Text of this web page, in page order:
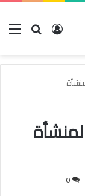
بحث عنتسجيل
0